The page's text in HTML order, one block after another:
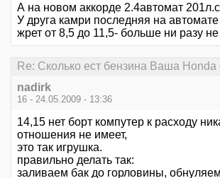
А на новом аккорде 2.4автомат
У друга камри последняя на
жрет от 8,5 до 11,5- больше ни разу
Re: Сколько ест бензина Ваша Honda
nadirk
16 - 24.05.2009 - 13:36
14,15 нет борт компутер к расходу
отношения не имеет,
это так игрушка.
правильно делать так:
заливаем бак до горловины,